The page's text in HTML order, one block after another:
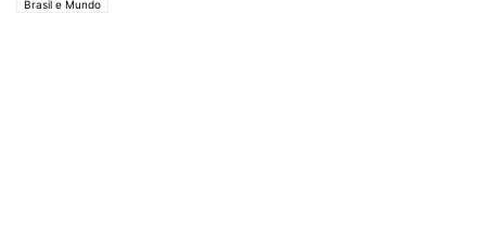
Brasil e Mundo